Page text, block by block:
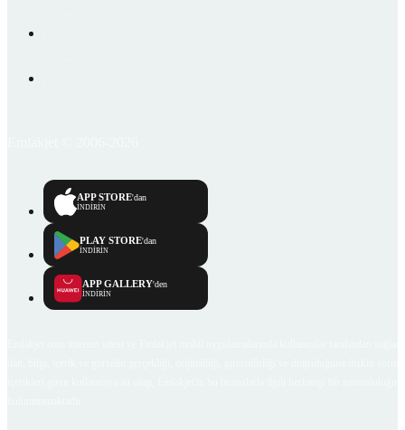
APP STORE'dan
İNDİRİN
PLAY STORE'dan
İNDİRİN
APP GALLERY'den
İNDİRİN